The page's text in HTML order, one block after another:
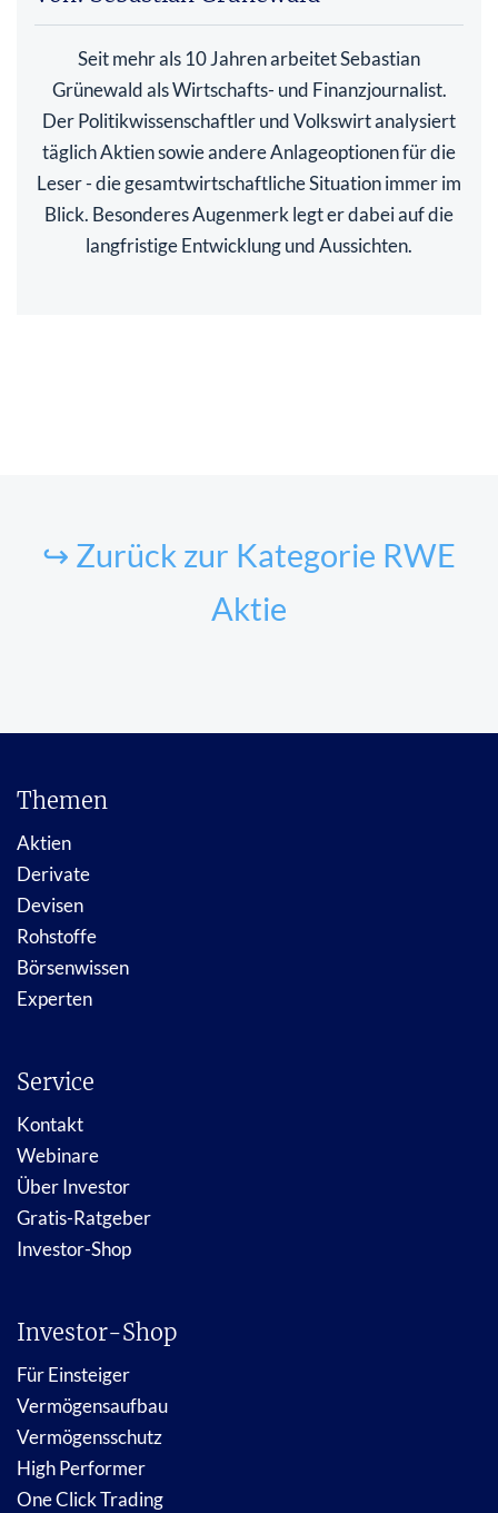
Seit mehr als 10 Jahren arbeitet Sebastian
Grünewald als Wirtschafts- und Finanzjournalist.
Der Politikwissenschaftler und Volkswirt analysiert
täglich Aktien sowie andere Anlageoptionen für die
Leser - die gesamtwirtschaftliche Situation immer im
Blick. Besonderes Augenmerk legt er dabei auf die
langfristige Entwicklung und Aussichten.
↪ Zurück zur Kategorie RWE
Aktie
Themen
Aktien
Derivate
Devisen
Rohstoffe
Börsenwissen
Experten
Service
Kontakt
Webinare
Über Investor
Gratis-Ratgeber
Investor-Shop
Investor-Shop
Für Einsteiger
Vermögensaufbau
Vermögensschutz
High Performer
One Click Trading